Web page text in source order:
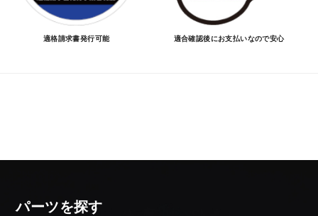
適格請求書発行可能 適合確認後にお支払いなので安心
パーツを探す